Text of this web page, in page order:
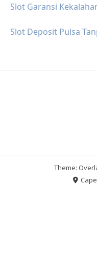
Slot Garansi
Slot Deposit Pulsa
Theme: